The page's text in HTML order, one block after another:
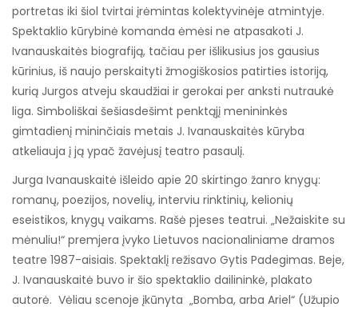
portretas iki šiol tvirtai įrėmintas kolektyvinėje atmintyje.
Spektaklio kūrybinė komanda ėmėsi ne atpasakoti J.
Ivanauskaitės biografiją, tačiau per išlikusius jos gausius
kūrinius, iš naujo perskaityti žmogiškosios patirties istoriją,
kurią Jurgos atveju skaudžiai ir gerokai per anksti nutraukė
liga. Simboliškai šešiasdešimt penktąjį menininkės
gimtadienį mininčiais metais J. Ivanauskaitės kūryba
atkeliauja į ją ypač žavėjusį teatro pasaulį.
Jurga Ivanauskaitė išleido apie 20 skirtingo žanro knygų:
romanų, poezijos, novelių, interviu rinktinių, kelionių
eseistikos, knygų vaikams. Rašė pjeses teatrui. „Nežaiskite su
mėnuliu!“ premjera įvyko Lietuvos nacionaliniame dramos
teatre 1987-aisiais. Spektaklį režisavo Gytis Padegimas. Beje,
J. Ivanauskaitė buvo ir šio spektaklio dailininkė, plakato
autorė. Vėliau scenoje įkūnyta „Bomba, arba Ariel“ (Užupio